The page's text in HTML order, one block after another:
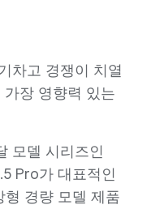
차고 경쟁이 치열
장 영향력 있는
모델 시리즈인
Pro가 대표적인
경량 모델 제품